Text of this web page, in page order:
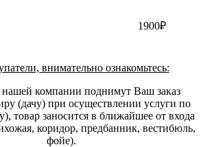
1900₽
внимательно ознакомьтесь:
компании поднимут Ваш заказ
(дачу) при осуществлении услуги по
товар заносится в ближайшее от входа
коридор, предбанник, вестибюль,
фойе).